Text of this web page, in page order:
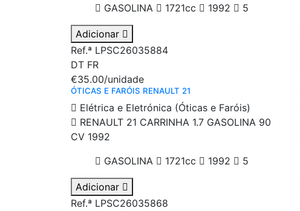
GASOLINA
1721cc 1992 5
Adicionar
Ref.ª LPSC26035884
DT FR
€35.00/unidade
ÓTICAS E FARÓIS RENAULT 21
Elétrica e Eletrónica (Óticas e Faróis)
RENAULT 21 CARRINHA 1.7 GASOLINA 90
CV 1992
GASOLINA
1721cc 1992 5
Adicionar
Ref.ª LPSC26035868